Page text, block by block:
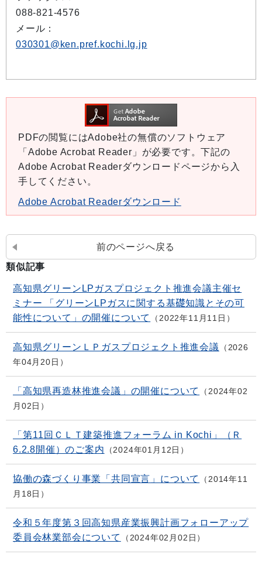
088-821-4576
メール：
030301@ken.pref.kochi.lg.jp
PDFの閲覧にはAdobe社の無償のソフトウェア
「Adobe Acrobat Reader」が必要です。下記の
Adobe Acrobat Readerダウンロードページから入
手してください。
Adobe Acrobat Readerダウンロード
前のページへ戻る
類似記事
高知県グリーンLPガスプロジェクト推進会議主催セ
ミナー 「グリーンLPガスに関する基礎知識とその可
能性について」の開催について
2022年11月11日
高知県グリーンＬＰガスプロジェクト推進会議
2026
年04月20日
「高知県再造林推進会議」の開催について
2024年02
月02日
「第11回ＣＬＴ建築推進フォーラム in Kochi」（Ｒ
6.2.8開催）のご案内
2024年01月12日
協働の森づくり事業「共同宣言」について
2014年11
月18日
令和５年度第３回高知県産業振興計画フォローアップ
委員会林業部会について
2024年02月02日